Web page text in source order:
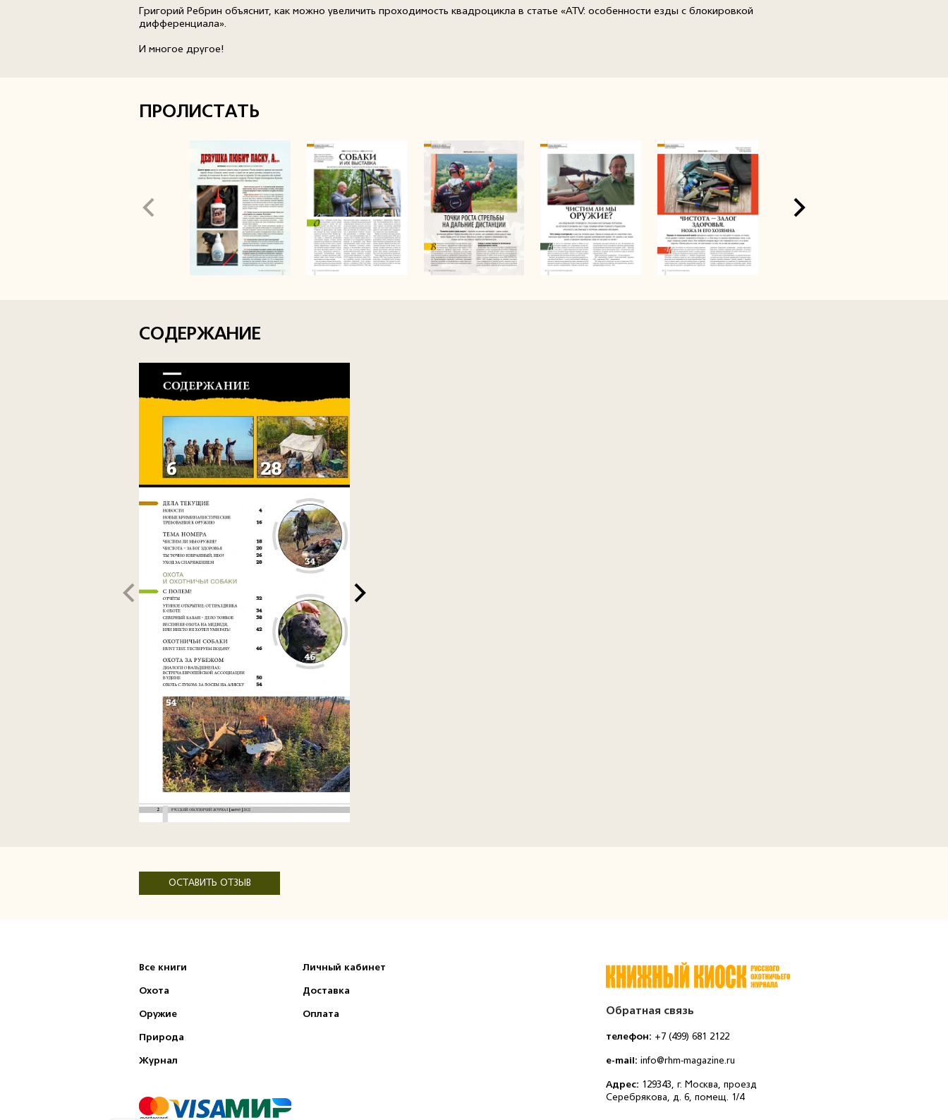
Григорий Ребрин объяснит, как можно увеличить проходимость квадроцикла в статье «ATV: особенности езды с блокировкой
дифференциала».
И многое другое!
ПРОЛИСТАТЬ
СОДЕРЖАНИЕ
ОСТАВИТЬ ОТЗЫВ
Все книги
Охота
Оружие
Природа
Журнал
Личный кабинет
Доставка
Оплата Обратная связь
телефон: +7 (499) 681 2122
e-mail: info@rhm-magazine.ru
Aдрес: 129343, г. Москва, проезд
Серебрякова, д. 6, помещ. 1/4